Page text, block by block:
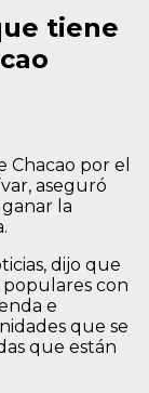
tiene
Chacao por el
aseguró
la
dijo que
con
e
que se
que están